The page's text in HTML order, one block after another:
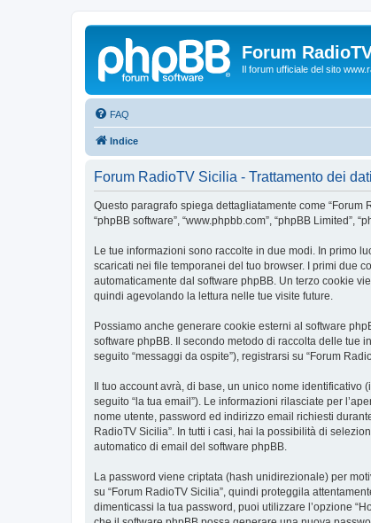
Forum
Il forum ufficiale del sito
FAQ
Indice
Forum RadioTV Sicilia - Trattamento dei
Questo paragrafo spiega dettagliatamente come “Forum
“phpBB software”, “www.phpbb.com”, “phpBB Limited”,
Le tue informazioni sono raccolte in due modi. In primo
scaricati nei file temporanei del tuo browser. I primi due
automaticamente dal software phpBB. Un terzo cookie
quindi agevolando la lettura nelle tue visite future.
Possiamo anche generare cookie esterni al software
software phpBB. Il secondo metodo di raccolta delle tue
seguito “messaggi da ospite”), registrarsi su “Forum
Il tuo account avrà, di base, un unico nome identificativo
seguito “la tua email”). Le informazioni rilasciate per
nome utente, password ed indirizzo email richiesti
RadioTV Sicilia”. In tutti i casi, hai la possibilità di
automatico di email del software phpBB.
La password viene criptata (hash unidirezionale) per
su “Forum RadioTV Sicilia”, quindi proteggila
dimenticassi la tua password, puoi utilizzare l’opzione